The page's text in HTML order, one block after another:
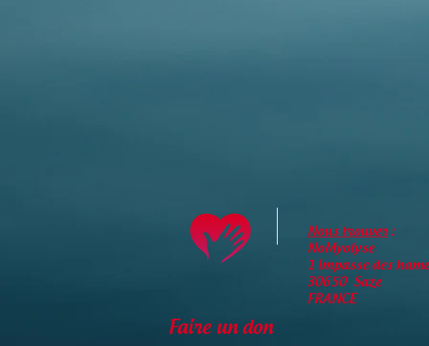
Nous trouver :
NoMyolyse
1 Impasse des
30650 Saze
FRANCE
Faire un don